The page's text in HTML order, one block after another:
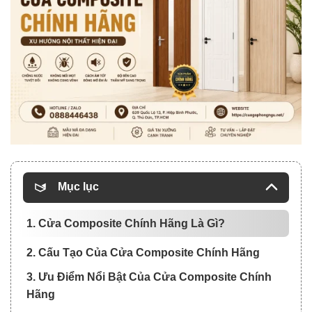
Mục lục
1. Cửa Composite Chính Hãng Là Gì?
2. Cấu Tạo Của Cửa Composite Chính Hãng
3. Ưu Điểm Nổi Bật Của Cửa Composite Chính
Hãng